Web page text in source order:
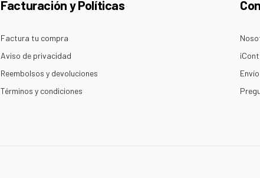
Facturación y Políticas
Factura tu compra
Aviso de privacidad
Reembolsos y devoluciones
Términos y condiciones